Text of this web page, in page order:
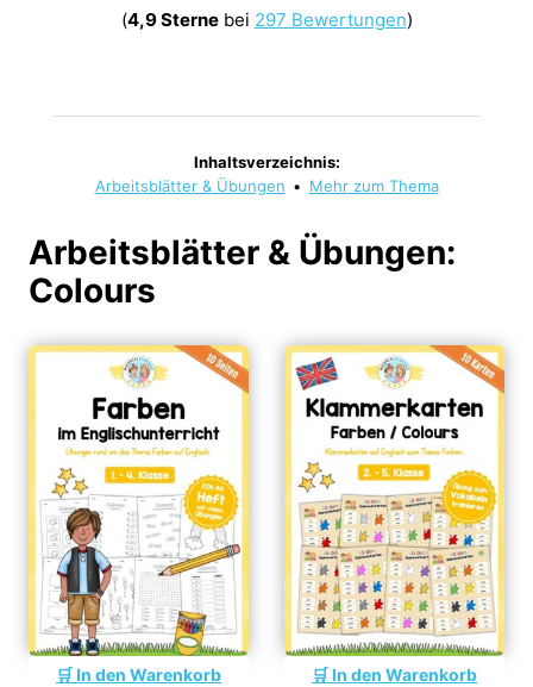
(4,9 Sternebei 297 Bewertungen)
Inhaltsverzeichnis:
Arbeitsblätter & Übungen • Mehr zum Thema
Arbeitsblätter & Übungen:
Colours
In den Warenkorb In den Warenkorb